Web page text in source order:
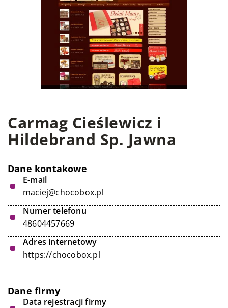
Carmag Cieślewicz i
Hildebrand Sp. Jawna
Dane kontakowe
E-mail
maciej@chocobox.pl
Numer telefonu
48604457669
Adres internetowy
https://chocobox.pl
Dane firmy
Data rejestracji firmy